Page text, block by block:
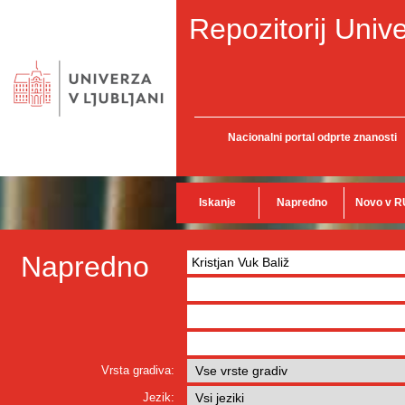
Repozitorij
Nacionalni portal odprte znanosti
Iskanje Napredno Novo v
Napredno
Vrsta gradiva:
Jezik: